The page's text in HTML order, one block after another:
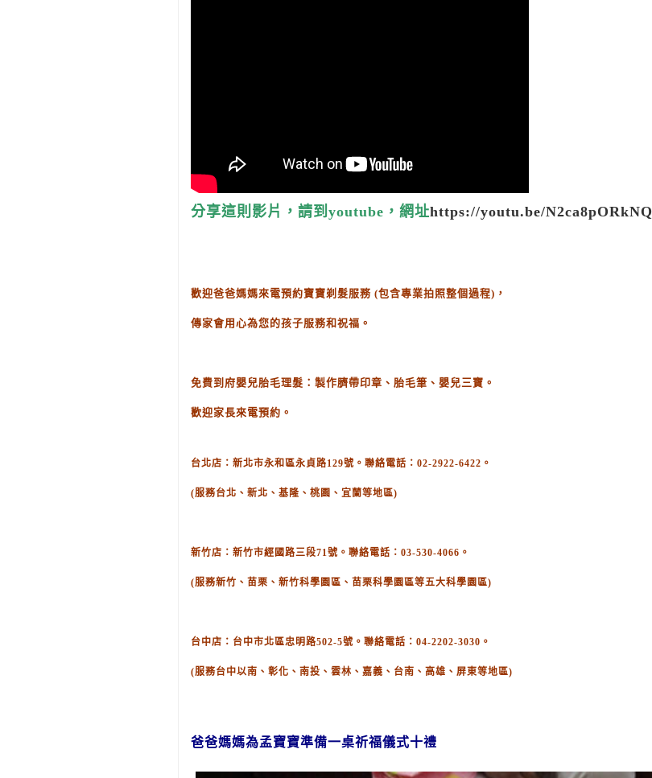
分享這則影片，請到youtube，網址https://youtu.be/N2ca8pORkNQ
歡迎爸爸媽媽來電預約寶寶剃髮服務 (包含專業拍照整個過程) ，
傳家會用心為您的孩子服務和祝福。
免費到府嬰兒胎毛理髮：製作臍帶印章、胎毛筆、嬰兒三寶。
歡迎家長來電預約。
台北店：新北市永和區永貞路129號。聯絡電話：02-2922-6422。
(服務台北、新北、基隆、桃園、宜蘭等地區)
新竹店：新竹市經國路三段71號。聯絡電話：03-530-4066。
(服務新竹、苗栗、新竹科學園區、苗栗科學園區等五大科學園區)
台中店：台中市北區忠明路502-5號。聯絡電話：04-2202-3030。
(服務台中以南、彰化、南投、雲林、嘉義、台南、高雄、屏東等地區)
爸爸媽媽為孟寶寶準備一桌祈福儀式十禮